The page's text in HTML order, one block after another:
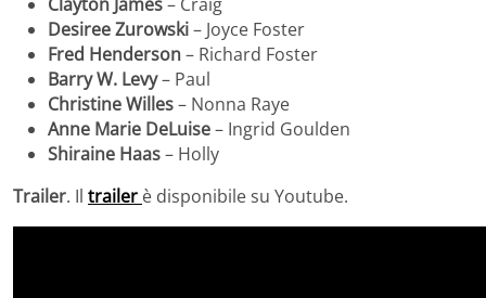
Clayton James– Craig
Desiree Zurowski– Joyce Foster
Fred Henderson– Richard Foster
Barry W. Levy– Paul
Christine Willes– Nonna Raye
Anne Marie DeLuise– Ingrid Goulden
Shiraine Haas– Holly
Trailer. Il trailer è disponibile su Youtube.